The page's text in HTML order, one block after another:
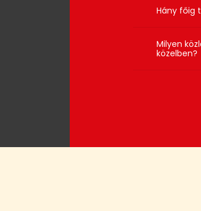
szívesen
Hány főig
Milyen
közelben?